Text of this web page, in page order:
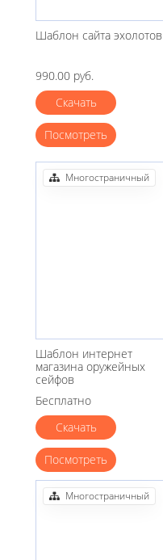
Шаблон сайта эхолотов
990.00 руб.
Скачать
Посмотреть
Шаблон интернет
магазина оружейных
сейфов
Бесплатно
Скачать
Посмотреть
Многостраничный
Многостраничный